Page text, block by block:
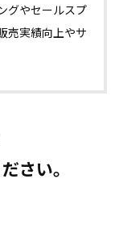
グやセールスプ
売実績向上やサ
さい。